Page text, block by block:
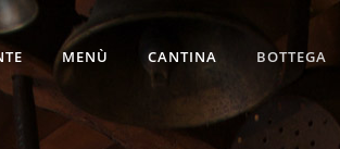
MENÙ CANTINA BOTTEGA